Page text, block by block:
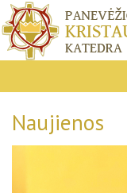
Naujienos